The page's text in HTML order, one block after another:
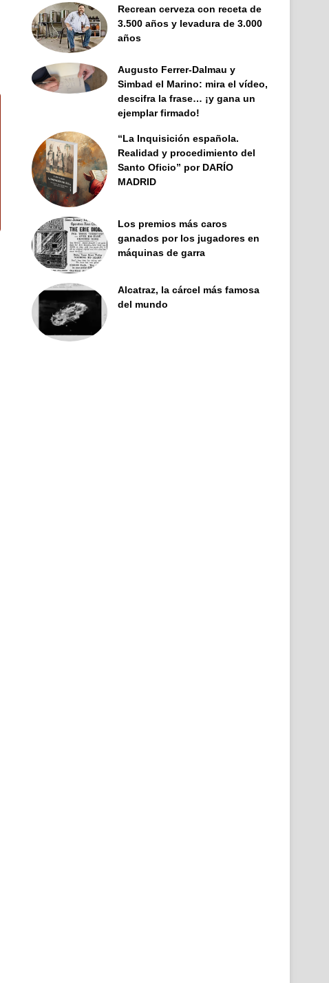
Recrean cerveza con receta de
3.500 años y levadura de 3.000
años
Augusto Ferrer-Dalmau y
Simbad el Marino: mira el vídeo,
descifra la frase… ¡y gana un
ejemplar firmado!
“La Inquisición española.
Realidad y procedimiento del
Santo Oficio” por DARÍO
MADRID
Los premios más caros
ganados por los jugadores en
máquinas de garra
Alcatraz, la cárcel más famosa
del mundo